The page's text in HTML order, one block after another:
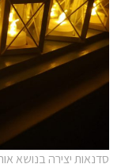
סדנאות יצירה בנושא